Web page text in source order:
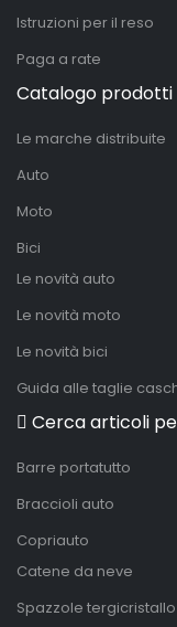
Istruzioni per il reso
Paga a rate
Catalogo prodotti
Le marche distribuite
Auto
Moto
Bici
Le novità auto
Le novità moto
Le novità bici
Guida alle taglie
Cerca articoli
Barre portatutto
Braccioli auto
Copriauto
Catene da neve
Spazzole tergicristallo